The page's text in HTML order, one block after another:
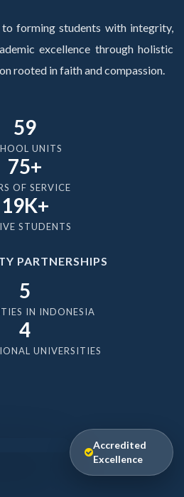
forming students with integrity,
excellence through holistic
rooted in faith and compassion.
59
UNITS
75+
OF SERVICE
19K+
STUDENTS
PARTNERSHIPS
5
IN INDONESIA
4
UNIVERSITIES
Accredited
Excellence